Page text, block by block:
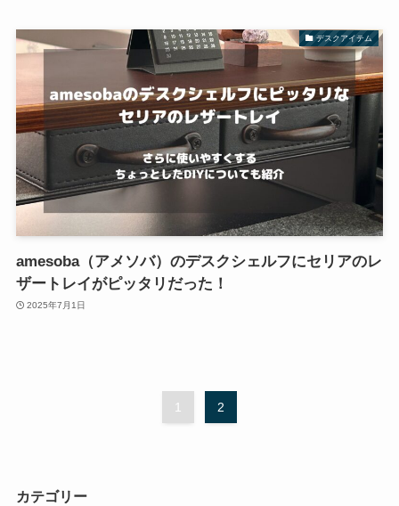
デスクアイテム
amesoba（アメソバ）のデスクシェルフにセリアのレ
ザートレイがピッタリだった！
2025年7月1日
1 2
カテゴリー